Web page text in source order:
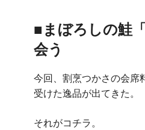
■まぼろしの鮭
会う
今回、割烹つかさの会席
受けた逸品が出てきた。
それがコチラ。